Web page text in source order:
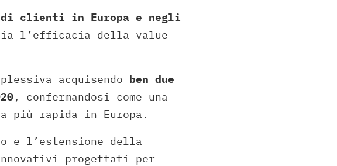
clienti in Europa e negli
l’efficacia della value
acquisendo ben due
, confermandosi come una
più rapida in Europa.
e l’estensione della
progettati per